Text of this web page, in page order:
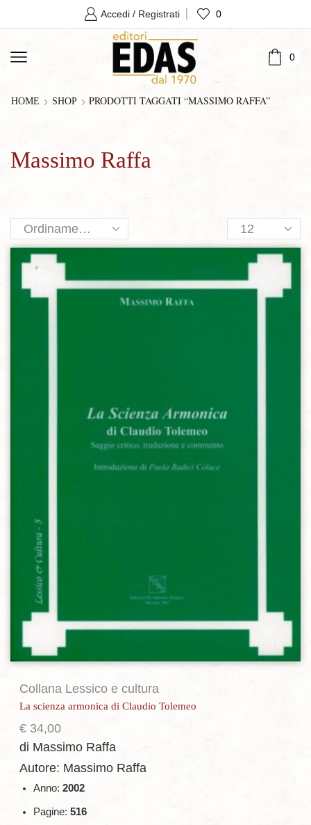
Accedi / Registrati 0
0
HOME SHOP PRODOTTI TAGGATI “MASSIMO RAFFA”
Massimo Raffa
Products
per
page
Aggiungi alla lista dei desideri
Collana Lessico e cultura
La scienza armonica di Claudio Tolemeo
€ 34,00
di Massimo Raffa
Autore: Massimo Raffa
Anno: 2002
Pagine: 516